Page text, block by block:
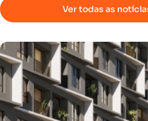
Ver todas as